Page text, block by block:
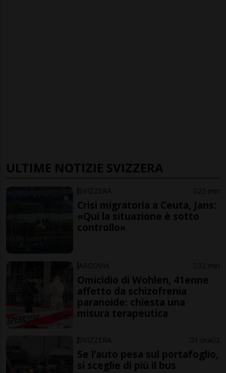
ULTIME NOTIZIE SVIZZERA
SVIZZERA 25 min
Crisi migratoria a Ceuta, Jans:
«Qui la situazione è sotto
controllo»
ARGOVIA 32 min
Omicidio di Wohlen, 41enne
affetto da schizofrenia
paranoide: chiesta una
misura terapeutica
SVIZZERA 1 ora 2
Se l’auto pesa sul portafoglio,
si sceglie di più il bus